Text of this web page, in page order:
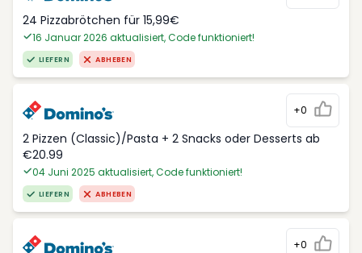
24 Pizzabrötchen für 15,99€
16 Januar 2026 aktualisiert, Code funktioniert!
LIEFERN ABHEBEN
+0
2 Pizzen (Classic)/Pasta + 2 Snacks oder Desserts ab
€20.99
04 Juni 2025 aktualisiert, Code funktioniert!
LIEFERN ABHEBEN
+0